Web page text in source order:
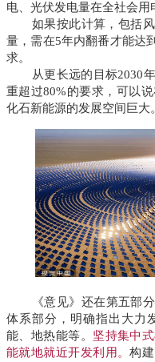
电、光伏发电量在全社会用
如果按此计算，包括
量，需在5年内翻番才能达
求。
从更长远的目标2030
重超过80%的要求，可以
化石新能源的发展空间巨大。
《意见》还在第五
体系部分，明确指出大力
能、地热能等。 坚持集中
能就地就近开发利用。构